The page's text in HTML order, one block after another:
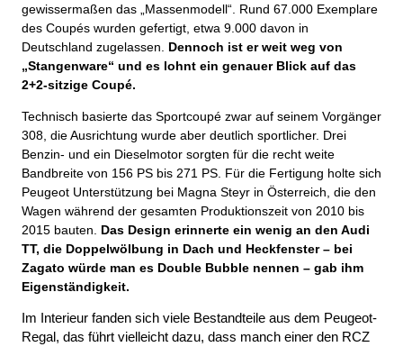
gewissermaßen das „Massenmodell“. Rund 67.000 Exemplare
des Coupés wurden gefertigt, etwa 9.000 davon in
Deutschland zugelassen. Dennoch ist er weit weg von
„Stangenware“ und es lohnt ein genauer Blick auf das
2+2-sitzige Coupé.
Technisch basierte das Sportcoupé zwar auf seinem Vorgänger
308, die Ausrichtung wurde aber deutlich sportlicher. Drei
Benzin- und ein Dieselmotor sorgten für die recht weite
Bandbreite von 156 PS bis 271 PS. Für die Fertigung holte sich
Peugeot Unterstützung bei Magna Steyr in Österreich, die den
Wagen während der gesamten Produktionszeit von 2010 bis
2015 bauten. Das Design erinnerte ein wenig an den Audi
TT, die Doppelwölbung in Dach und Heckfenster – bei
Zagato würde man es Double Bubble nennen – gab ihm
Eigenständigkeit.
Im Interieur fanden sich viele Bestandteile aus dem Peugeot-
Regal, das führt vielleicht dazu, dass manch einer den RCZ